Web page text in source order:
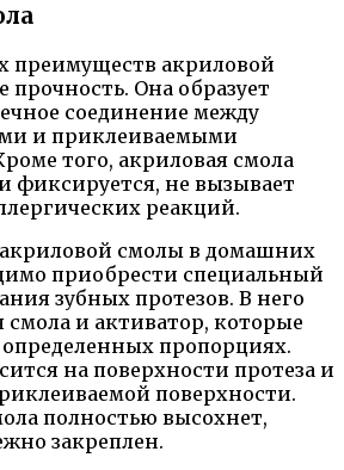
преимуществ акриловой
прочность. Она образует
соединение между
и приклеиваемыми
того, акриловая смола
фиксируется, не вызывает
реакций.
смолы в домашних
приобрести специальный
зубных протезов. В него
смола и активатор, которые
пропорциях.
на поверхности протеза и
поверхности.
полностью высохнет,
закреплен.